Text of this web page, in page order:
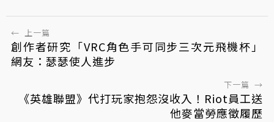
← 上一篇
創作者研究「VRC角色手可同步三次元飛機杯」
網友：瑟瑟使人進步
下一篇 →
《英雄聯盟》代打玩家抱怨沒收入！Riot員工送
他麥當勞應徵履歷